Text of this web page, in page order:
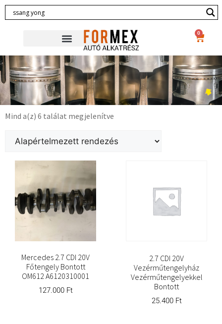
0
Mind a(z) 6 találat megjelenítve
Mercedes 2.7 CDI 20V
Főtengely Bontott
OM612 A6120310001
127.000 Ft
2.7 CDI 20V
Vezérműtengelyház
Vezérműtengelyekkel
Bontott
25.400 Ft